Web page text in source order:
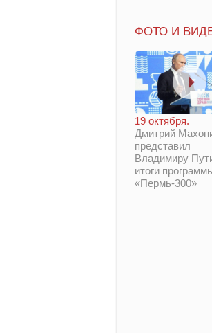
ФОТО И
19 октября.
Дмитрий
представил
Владимиру
итоги
«Пермь-300»